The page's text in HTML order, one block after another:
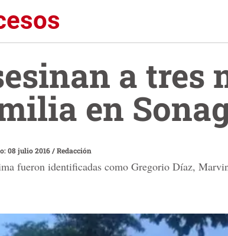
a tres
en
08 julio 2016/Redacción
fueron identificadas como Gregorio Díaz,